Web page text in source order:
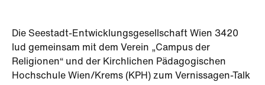
Die Seestadt-Entwicklungsgesellschaft Wien 3420
lud gemeinsam mit dem Verein „Campus der
Religionen“ und der Kirchlichen Pädagogischen
Hochschule Wien/Krems (KPH) zum Vernissagen-Talk